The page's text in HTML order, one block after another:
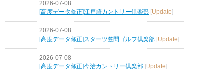
2026-07-08
[高度データ修正]江戸崎カントリー倶楽部 Update
2026-07-08
[高度データ修正]スターツ笠間ゴルフ倶楽部 [Update]
2026-07-08
[高度データ修正]今治カントリー倶楽部 Update